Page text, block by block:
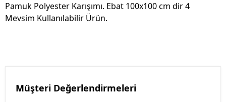
Pamuk Polyester Karışımı. Ebat 100x100 cm dir 4
Mevsim Kullanılabilir Ürün.
Müşteri Değerlendirmeleri